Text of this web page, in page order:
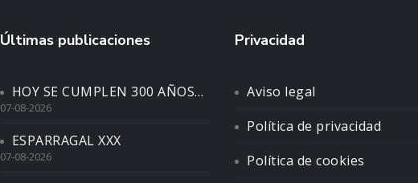
Últimas publicaciones
HOY SE CUMPLEN 300 AÑOS…
07-08-2026
ESPARRAGAL XXX
07-08-2026
Privacidad
Aviso legal
Política de privacidad
Política de cookies